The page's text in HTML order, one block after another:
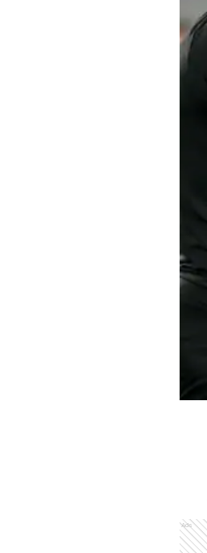
Ads